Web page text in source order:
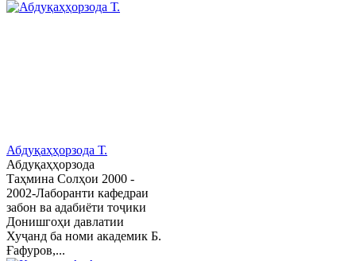
Абдуқаҳҳорзода Т.
Абдуқаҳҳорзода
Таҳмина Солҳои 2000 -
2002-Лаборанти кафедраи
забон ва адабиёти тоҷики
Донишгоҳи давлатии
Хуҷанд ба номи академик Б.
Ғафуров,...